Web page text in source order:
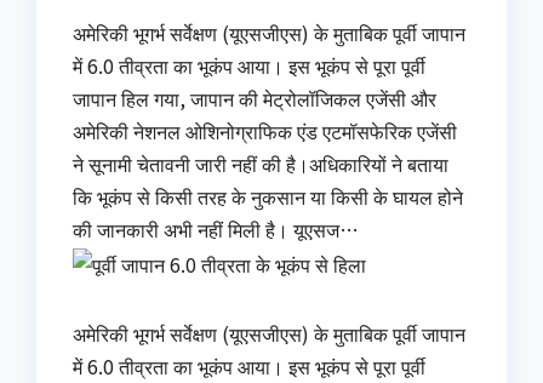
अमेरिकी भूगर्भ सर्वेक्षण (यूएसजीएस) के मुताबिक पूर्वी जापान
में 6.0 तीव्रता का भूकंप आया। इस भूकंप से पूरा पूर्वी
जापान हिल गया, जापान की मेट्रोलॉजिकल एजेंसी और
अमेरिकी नेशनल ओशिनोग्राफिक एंड एटमॉसफेरिक एजेंसी
ने सूनामी चेतावनी जारी नहीं की है।अधिकारियों ने बताया
कि भूकंप से किसी तरह के नुकसान या किसी के घायल होने
की जानकारी अभी नहीं मिली है। यूएसज…
अमेरिकी भूगर्भ सर्वेक्षण (यूएसजीएस) के मुताबिक पूर्वी जापान
में 6.0 तीव्रता का भूकंप आया। इस भूकंप से पूरा पूर्वी